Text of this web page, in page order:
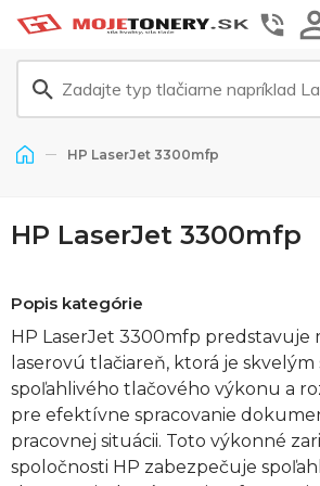
HP LaserJet 3300mfp
HP LaserJet 3300mfp
Popis kategórie
HP LaserJet 3300mfp
laserovú tlačiareň, ktorá je
spoľahlivého tlačového výkonu a
pre efektívne spracovanie
pracovnej situácii. Toto výkonné
spoločnosti HP zabezpečuje